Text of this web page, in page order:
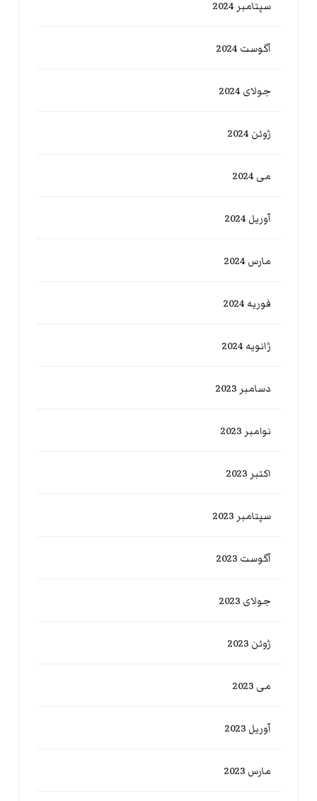
سپتامبر 2024
آگوست 2024
جولای 2024
ژوئن 2024
می 2024
آوریل 2024
مارس 2024
فوریه 2024
ژانویه 2024
دسامبر 2023
نوامبر 2023
اکتبر 2023
سپتامبر 2023
آگوست 2023
جولای 2023
ژوئن 2023
می 2023
آوریل 2023
مارس 2023